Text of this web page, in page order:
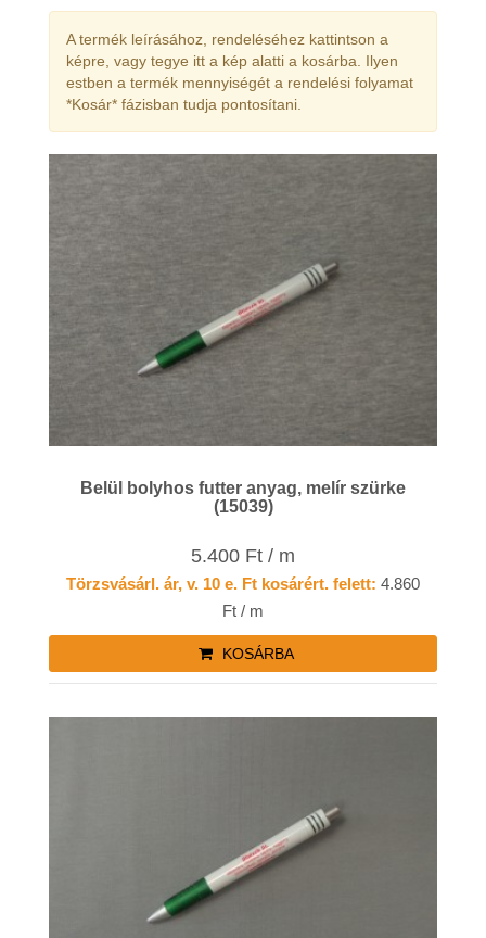
A termék leírásához, rendeléséhez kattintson a
képre, vagy tegye itt a kép alatti a kosárba. Ilyen
estben a termék mennyiségét a rendelési folyamat
*Kosár* fázisban tudja pontosítani.
Belül bolyhos futter anyag, melír szürke
(15039)
5.400 Ft / m
Törzsvásárl. ár, v. 10 e. Ft kosárért. felett: 4.860
Ft / m
KOSÁRBA